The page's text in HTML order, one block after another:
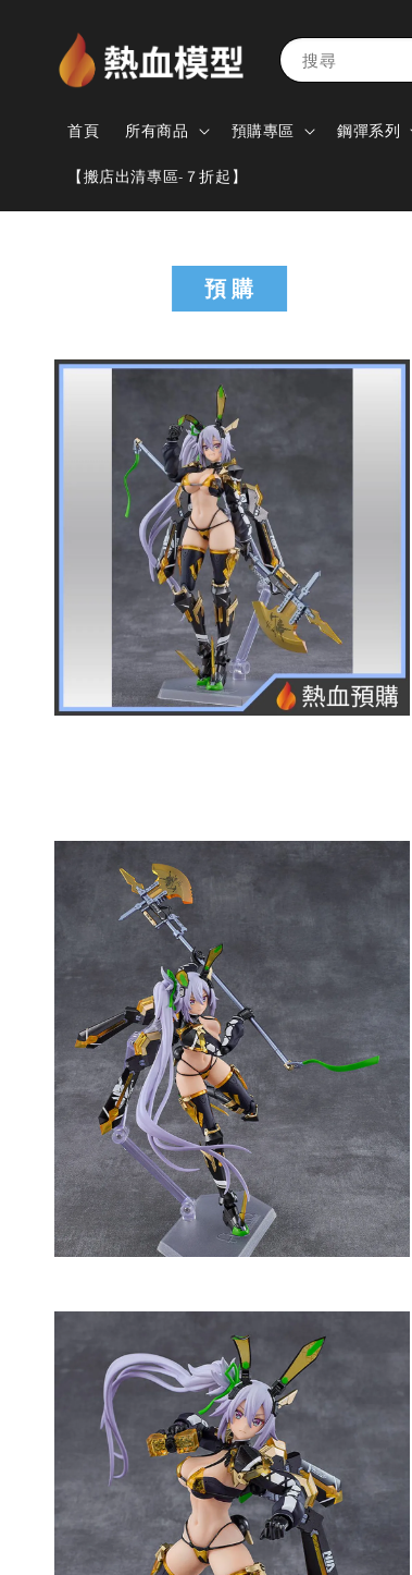
搜尋
首頁 所有商品 預購專區 鋼彈系列
【搬店出清專區-７折起】
預 購